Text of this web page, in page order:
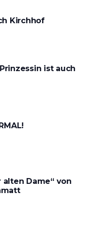
Kirchhof
ist auch
alten Dame“ von